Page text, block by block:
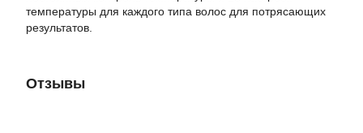
температуры для каждого типа волос для потрясающих
результатов.
Отзывы